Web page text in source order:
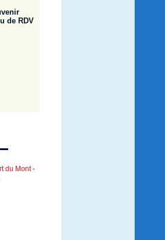
de RDV
du Mont -